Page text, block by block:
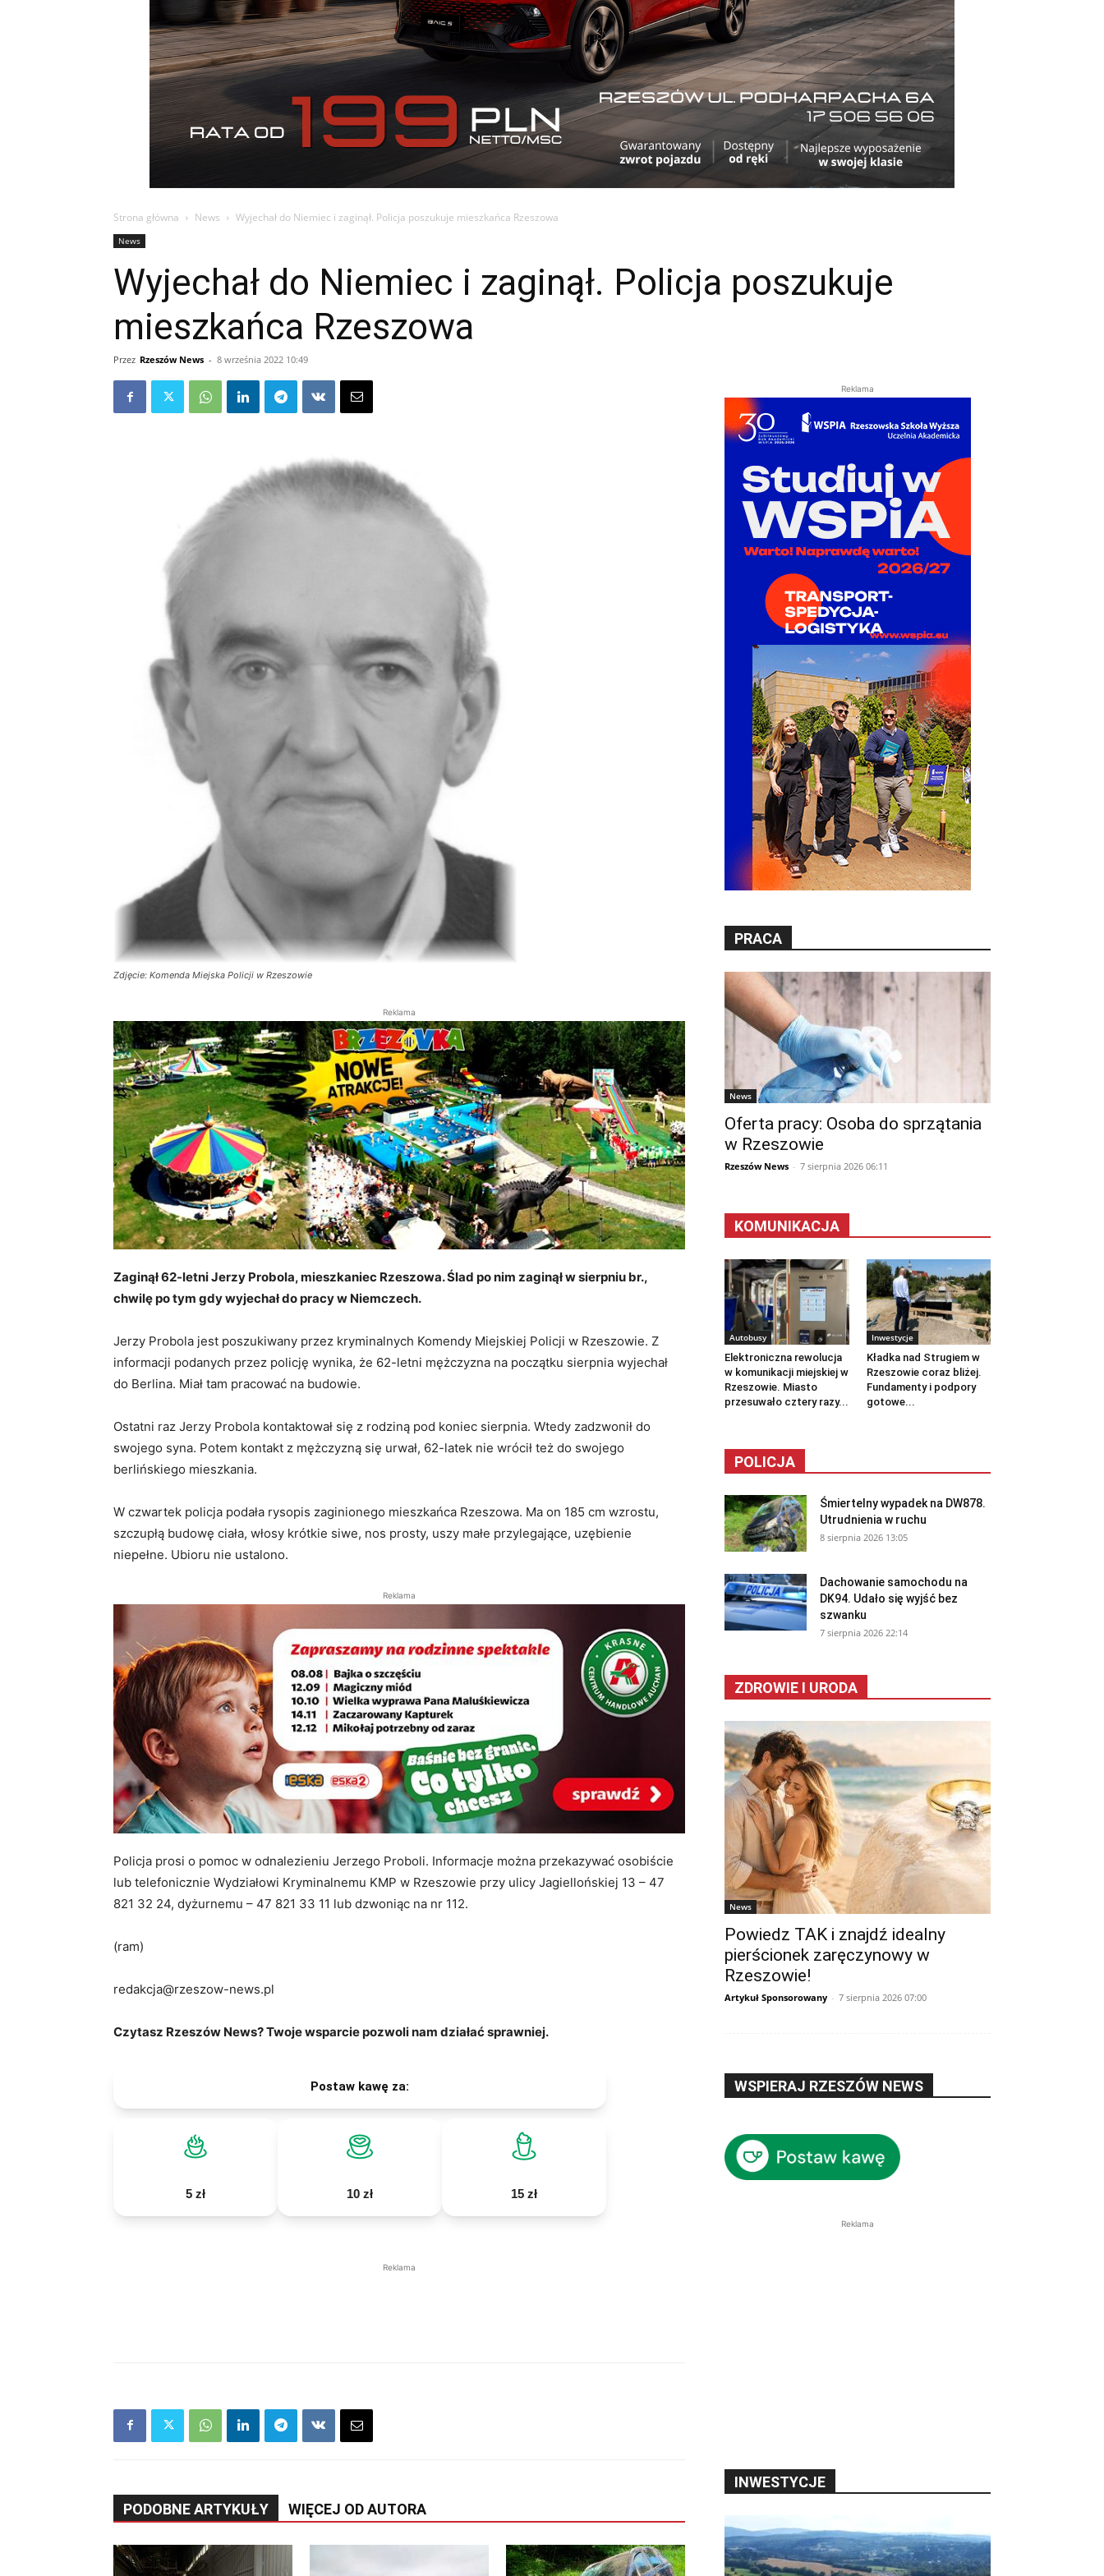
Strona główna News Wyjechał do Niemiec i zaginął. Policja poszukuje mieszkańca Rzeszowa
News
Wyjechał do Niemiec i zaginął. Policja poszukuje
mieszkańca Rzeszowa
Przez Rzeszów News - 8 września 2022 10:49
Zdjęcie: Komenda Miejska Policji w Rzeszowie
Reklama
Zaginął 62-letni Jerzy Probola, mieszkaniec Rzeszowa. Ślad po nim zaginął w sierpniu br.,
chwilę po tym gdy wyjechał do pracy w Niemczech.
Jerzy Probola jest poszukiwany przez kryminalnych Komendy Miejskiej Policji w Rzeszowie. Z
informacji podanych przez policję wynika, że 62-letni mężczyzna na początku sierpnia wyjechał
do Berlina. Miał tam pracować na budowie.
Ostatni raz Jerzy Probola kontaktował się z rodziną pod koniec sierpnia. Wtedy zadzwonił do
swojego syna. Potem kontakt z mężczyzną się urwał, 62-latek nie wrócił też do swojego
berlińskiego mieszkania.
W czwartek policja podała rysopis zaginionego mieszkańca Rzeszowa. Ma on 185 cm wzrostu,
szczupłą budowę ciała, włosy krótkie siwe, nos prosty, uszy małe przylegające, uzębienie
niepełne. Ubioru nie ustalono.
Reklama
Policja prosi o pomoc w odnalezieniu Jerzego Proboli. Informacje można przekazywać osobiście
lub telefonicznie Wydziałowi Kryminalnemu KMP w Rzeszowie przy ulicy Jagiellońskiej 13 – 47
821 32 24, dyżurnemu – 47 821 33 11 lub dzwoniąc na nr 112.
(ram)
redakcja@rzeszow-news.pl
Czytasz Rzeszów News? Twoje wsparcie pozwoli nam działać sprawniej.
Postaw kawę za:
5 zł 10 zł 15 zł
Reklama
PODOBNE ARTYKUŁY WIĘCEJ OD AUTORA
Reklama
PRACA
News
Oferta pracy: Osoba do sprzątania
w Rzeszowie
Rzeszów News - 7 sierpnia 2026 06:11
KOMUNIKACJA
Autobusy
Elektroniczna rewolucja
w komunikacji miejskiej w
Rzeszowie. Miasto
przesuwało cztery razy...
Inwestycje
Kładka nad Strugiem w
Rzeszowie coraz bliżej.
Fundamenty i podpory
gotowe...
POLICJA
Śmiertelny wypadek na DW878.
Utrudnienia w ruchu
8 sierpnia 2026 13:05
Dachowanie samochodu na
DK94. Udało się wyjść bez
szwanku
7 sierpnia 2026 22:14
ZDROWIE I URODA
News
Powiedz TAK i znajdź idealny
pierścionek zaręczynowy w
Rzeszowie!
Artykuł Sponsorowany - 7 sierpnia 2026 07:00
WSPIERAJ RZESZÓW NEWS
Reklama
INWESTYCJE